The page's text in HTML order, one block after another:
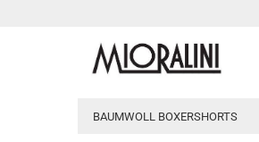
BAUMWOLL BOXERSHORTS